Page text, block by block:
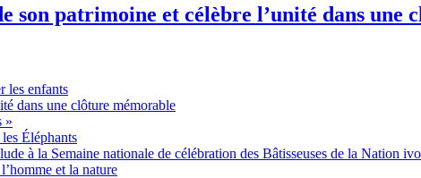
patrimoine et célèbre l’unité dans une
les enfants
dans une clôture mémorable
»
Éléphants
à la Semaine nationale de célébration des Bâtisseuses de la Nation
et la nature